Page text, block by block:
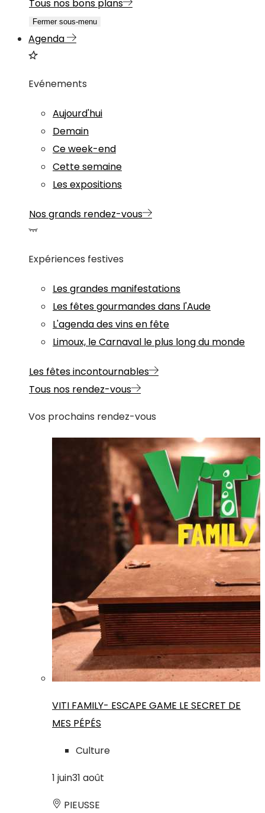
Tous nos bons plans
Fermer sous-menu
Agenda
Evénements
Aujourd'hui
Demain
Ce week-end
Cette semaine
Les expositions
Nos grands rendez-vous
Expériences festives
Les grandes manifestations
Les fêtes gourmandes dans l'Aude
L'agenda des vins en fête
Limoux, le Carnaval le plus long du monde
Les fêtes incontournables
Tous nos rendez-vous
Vos prochains rendez-vous
VITI FAMILY- ESCAPE GAME LE SECRET DE
MES PÉPÉS
Culture
1 juin31 août
PIEUSSE